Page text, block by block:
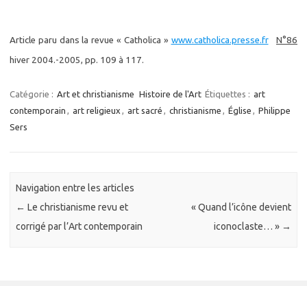
Article paru dans la revue « Catholica » www.catholica.presse.fr
N°86
hiver 2004.-2005, pp. 109 à 117.
Catégorie : Art et christianisme Histoire de l'Art Étiquettes : art
contemporain , art religieux , art sacré , christianisme , Église , Philippe
Sers
Navigation entre les articles
← Le christianisme revu et
corrigé par l’Art contemporain
« Quand l’icône devient
iconoclaste… » →